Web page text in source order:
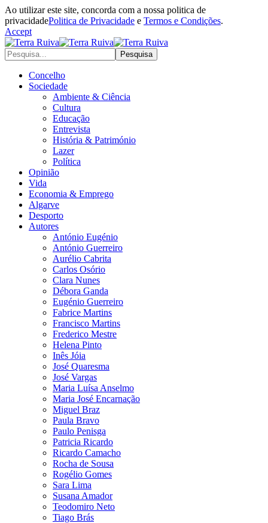
Ao utilizar este site, concorda com a nossa politica de
privacidadePolitica de Privacidade e Termos e Condições.
Accept
Concelho
Sociedade
Ambiente & Ciência
Cultura
Educação
Entrevista
História & Património
Lazer
Política
Opinião
Vida
Economia & Emprego
Algarve
Desporto
Autores
António Eugénio
António Guerreiro
Aurélio Cabrita
Carlos Osório
Clara Nunes
Débora Ganda
Eugénio Guerreiro
Fabrice Martins
Francisco Martins
Frederico Mestre
Helena Pinto
Inês Jóia
José Quaresma
José Vargas
Maria Luísa Anselmo
Maria José Encarnação
Miguel Braz
Paula Bravo
Paulo Penisga
Patricia Ricardo
Ricardo Camacho
Rocha de Sousa
Rogélio Gomes
Sara Lima
Susana Amador
Teodomiro Neto
Tiago Brás